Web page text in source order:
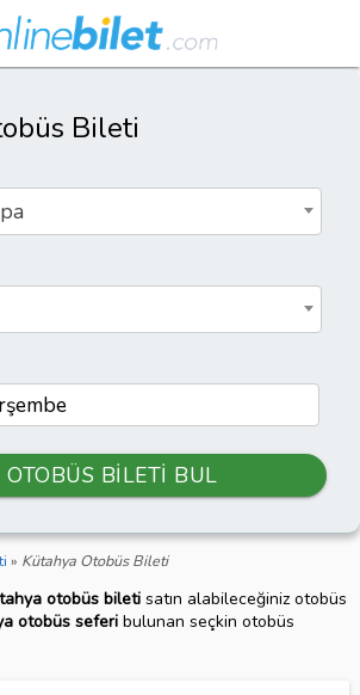
Bileti
OTOBÜS BİLETİ BUL
» Kütahya Otobüs Bileti
otobüs biletisatın alabileceğiniz otobüs
otobüs seferibulunan seçkin otobüs